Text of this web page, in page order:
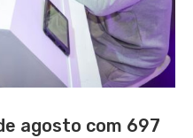
agosto com 697